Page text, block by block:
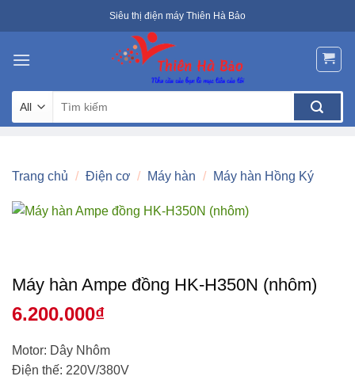
to
Siêu thị điện máy Thiên Hà Bảo
kiếm:
Trang chủ / Điện cơ / Máy hàn / Máy hàn Hồng Ký
Máy hàn Ampe đồng HK-H350N (nhôm)
6.200.000₫
Motor: Dây Nhôm
Điện thế: 220V/380V